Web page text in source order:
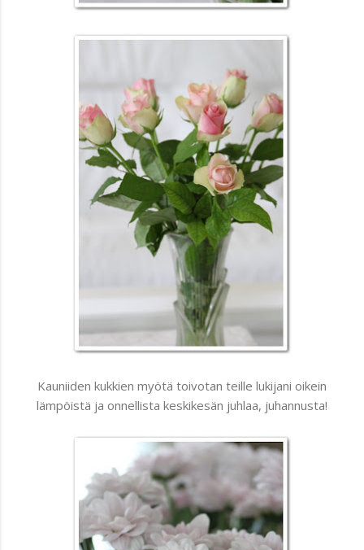
Kauniiden kukkien myötä toivotan teille lukijani oikein
lämpöistä ja onnellista keskikesän juhlaa, juhannusta!